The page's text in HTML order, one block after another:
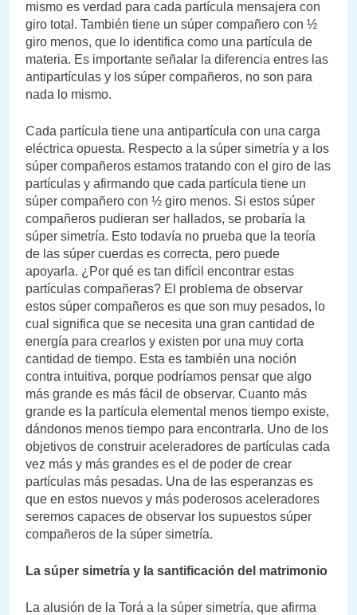
mismo es verdad para cada partícula mensajera con
giro total. También tiene un súper compañero con ½
giro menos, que lo identifica como una partícula de
materia. Es importante señalar la diferencia entres las
antipartículas y los súper compañeros, no son para
nada lo mismo.
Cada partícula tiene una antipartícula con una carga
eléctrica opuesta. Respecto a la súper simetría y a los
súper compañeros estamos tratando con el giro de las
partículas y afirmando que cada partícula tiene un
súper compañero con ½ giro menos. Si estos súper
compañeros pudieran ser hallados, se probaría la
súper simetría. Esto todavía no prueba que la teoría
de las súper cuerdas es correcta, pero puede
apoyarla. ¿Por qué es tan difícil encontrar estas
partículas compañeras? El problema de observar
estos súper compañeros es que son muy pesados, lo
cual significa que se necesita una gran cantidad de
energía para crearlos y existen por una muy corta
cantidad de tiempo. Esta es también una noción
contra intuitiva, porque podríamos pensar que algo
más grande es más fácil de observar. Cuanto más
grande es la partícula elemental menos tiempo existe,
dándonos menos tiempo para encontrarla. Uno de los
objetivos de construir aceleradores de partículas cada
vez más y más grandes es el de poder de crear
partículas más pesadas. Una de las esperanzas es
que en estos nuevos y más poderosos aceleradores
seremos capaces de observar los supuestos súper
compañeros de la súper simetría.
La súper simetría y la santificación del matrimonio
La alusión de la Torá a la súper simetría, que afirma